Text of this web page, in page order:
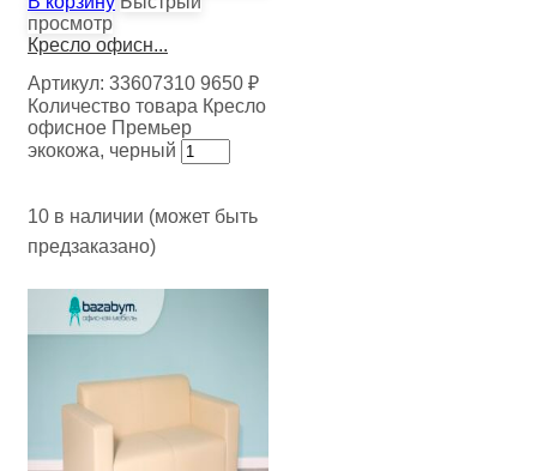
просмотр
Кресло офисн...
Артикул: 33607310 9650 ₽
Количество товара Кресло
офисное Премьер
экокожа, черный
10 в наличии (может быть
предзаказано)